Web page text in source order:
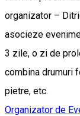
organizator –
asocieze
3 zile, o zi de
combina drumuri
pietre, etc.
Organizator de